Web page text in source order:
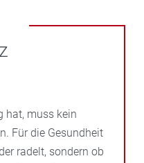
hat, muss kein
Für die Gesundheit
radelt, sondern ob